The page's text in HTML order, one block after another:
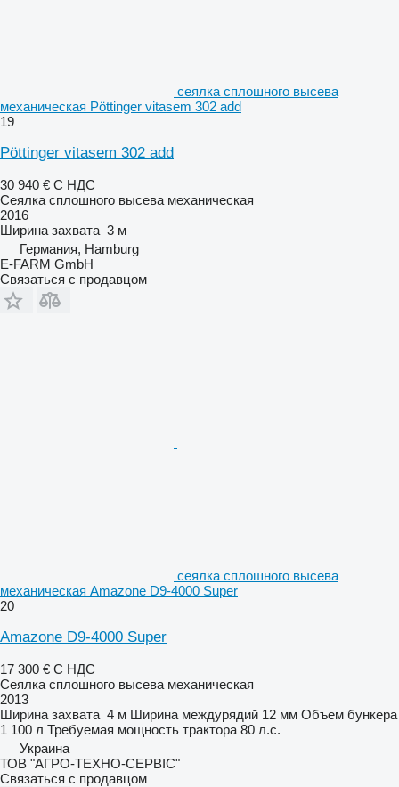
сеялка сплошного высева
механическая Pöttinger vitasem 302 add
19
Pöttinger vitasem 302 add
30 940 € С НДС
Сеялка сплошного высева механическая
2016
Ширина захвата 3 м
Германия, Hamburg
E-FARM GmbH
Связаться с продавцом
сеялка сплошного высева
механическая Amazone D9-4000 Super
20
Amazone D9-4000 Super
17 300 € С НДС
Сеялка сплошного высева механическая
2013
Ширина захвата 4 м Ширина междурядий 12 мм Объем бункера
1 100 л Требуемая мощность трактора 80 л.с.
Украина
ТОВ "АГРО-ТЕХНО-СЕРВІС"
Связаться с продавцом